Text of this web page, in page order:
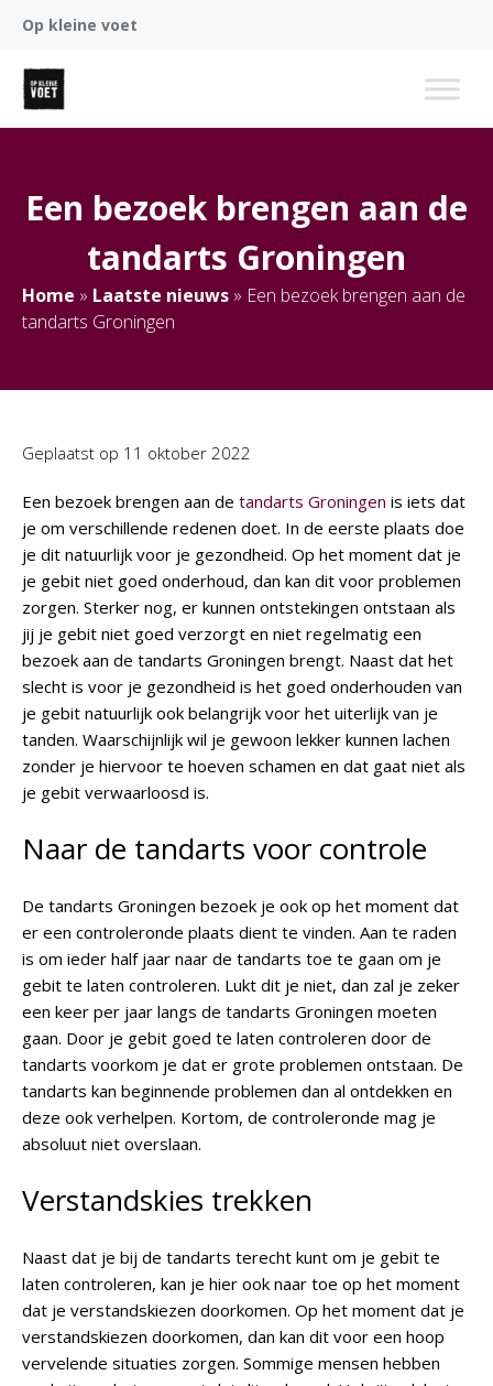
Op kleine voet
Een bezoek brengen aan de
tandarts Groningen
Home » Laatste nieuws » Een bezoek brengen aan de
tandarts Groningen
Geplaatst op 11 oktober 2022
Een bezoek brengen aan de tandarts Groningen is iets dat
je om verschillende redenen doet. In de eerste plaats doe
je dit natuurlijk voor je gezondheid. Op het moment dat je
je gebit niet goed onderhoud, dan kan dit voor problemen
zorgen. Sterker nog, er kunnen ontstekingen ontstaan als
jij je gebit niet goed verzorgt en niet regelmatig een
bezoek aan de tandarts Groningen brengt. Naast dat het
slecht is voor je gezondheid is het goed onderhouden van
je gebit natuurlijk ook belangrijk voor het uiterlijk van je
tanden. Waarschijnlijk wil je gewoon lekker kunnen lachen
zonder je hiervoor te hoeven schamen en dat gaat niet als
je gebit verwaarloosd is.
Naar de tandarts voor controle
De tandarts Groningen bezoek je ook op het moment dat
er een controleronde plaats dient te vinden. Aan te raden
is om ieder half jaar naar de tandarts toe te gaan om je
gebit te laten controleren. Lukt dit je niet, dan zal je zeker
een keer per jaar langs de tandarts Groningen moeten
gaan. Door je gebit goed te laten controleren door de
tandarts voorkom je dat er grote problemen ontstaan. De
tandarts kan beginnende problemen dan al ontdekken en
deze ook verhelpen. Kortom, de controleronde mag je
absoluut niet overslaan.
Verstandskies trekken
Naast dat je bij de tandarts terecht kunt om je gebit te
laten controleren, kan je hier ook naar toe op het moment
dat je verstandskiezen doorkomen. Op het moment dat je
verstandskiezen doorkomen, dan kan dit voor een hoop
vervelende situaties zorgen. Sommige mensen hebben